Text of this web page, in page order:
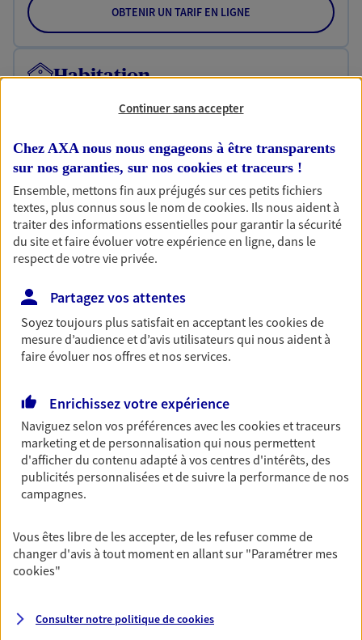
OBTENIR UN TARIF EN LIGNE
Habitation
Votre logement est unique, comme vous. Le
contrat Ma Maison assure votre sérénité en
Découvrir l'offre Habitation
OBTENIR UN TARIF EN LIGNE
Garantie Accidents de la Vie
ou grande lectrice… personne n'est à l'abri d'un
accident du quotidien. Avec Ma Protection
Accident, protégez votre qualité de vie et vos
revenus.
OBTENIR UN TARIF EN LIGNE
Multirisque Entreprise
Gagnez en simplicité et en sérénité avec votre
unique pour protéger vos locaux, matériels pro,
équipements et stocks… sans oublier votre
responsabilité civile.
DEMANDER UN DEVIS
Continuer sans accepter
Chez AXA nous nous engageons à être transparents
sur nos garanties, sur nos cookies et traceurs !
Ensemble, mettons fin aux préjugés sur ces petits fichiers
textes, plus connus sous le nom decookies. Ils nous aident à
traiter des informations essentielles pour garantir la sécurité
du site et faire évoluer votre expérience en ligne, dans le
respect de votre vie privée.
Partagez vos attentes
Soyez toujours plus satisfait en acceptant lescookiesde
mesure d’audience et d’avis utilisateurs qui nous aident à
faire évoluer nos offres et nos services.
Enrichissez votre expérience
Naviguez selon vos préférences avec lescookies et traceurs
marketing et de personnalisation qui nous permettent
d'afficher du contenu adapté à vos centres d'intérêts, des
publicités personnalisées et de suivre la performance de nos
campagnes.
Vous êtes libre de les accepter, de les refuser comme de
changer d'avis à tout moment en allant sur "Paramétrer mes
cookies"
Consulter notre politique decookies